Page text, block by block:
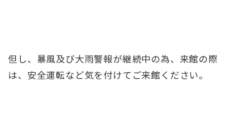
但し、暴風及び大雨警報が継続中の為、来館の際
は、安全運転など気を付けてご来館ください。